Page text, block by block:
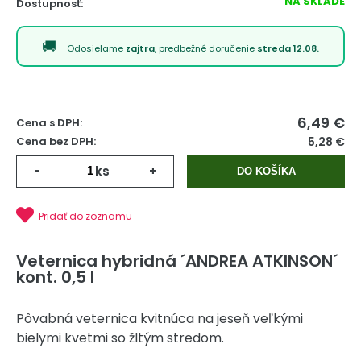
Dostupnosť:
Odosielame zajtra, predbežné doručenie streda 12.08.
Cena s DPH: 6,49 €
Cena bez DPH: 5,28 €
- ks + DO KOŠÍKA
Pridať do zoznamu
Veternica hybridná ´ANDREA ATKINSON´
kont. 0,5 l
Pôvabná veternica kvitnúca na jeseň veľkými
bielymi kvetmi so žltým stredom.